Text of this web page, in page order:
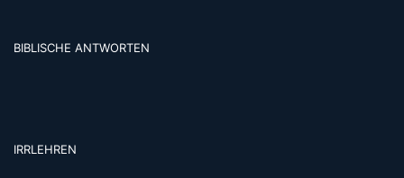
BIBLISCHE ANTWORTEN
IRRLEHREN